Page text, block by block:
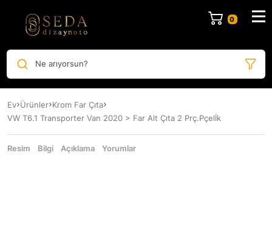
Ne arıyorsun?
Ev Ürünler Krom Far Çıta
VW T6.1 Transporter Van 2020 > Far Alt Çıta 2 Prç.Pçelİk
Resim Bilgi Açıklama Yorumlar